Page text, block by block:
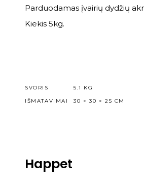
Parduodamas įvairių dydžių
Kiekis 5kg.
SVORIS
5.1 KG
IŠMATAVIMAI
30 × 30 × 25 CM
Happet